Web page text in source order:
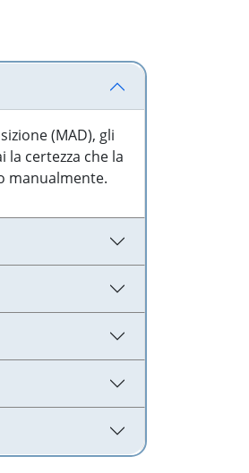
(MAD), gli
certezza che la
manualmente.